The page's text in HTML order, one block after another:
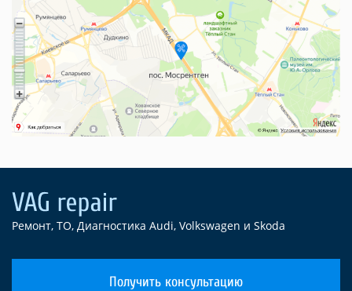
Ремонт, ТО, Диагностика Audi, Volkswagen и Skoda
Получить консультацию